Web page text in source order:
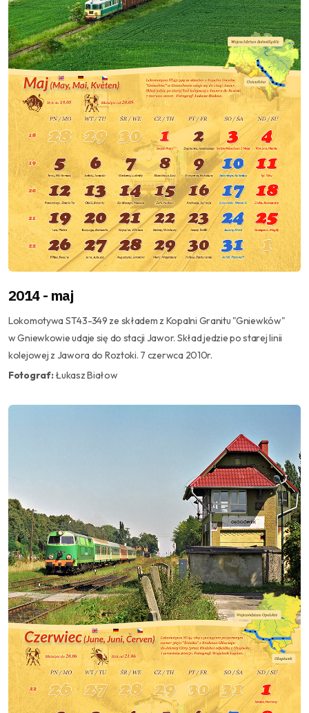
2014 - maj
Lokomotywa ST43-349 ze składem z Kopalni Granitu "Gniewków"
w Gniewkowie udaje się do stacji Jawor. Skład jedzie po starej linii
kolejowej z Jawora do Roztoki. 7 czerwca 2010r.
Fotograf:Łukasz Białow